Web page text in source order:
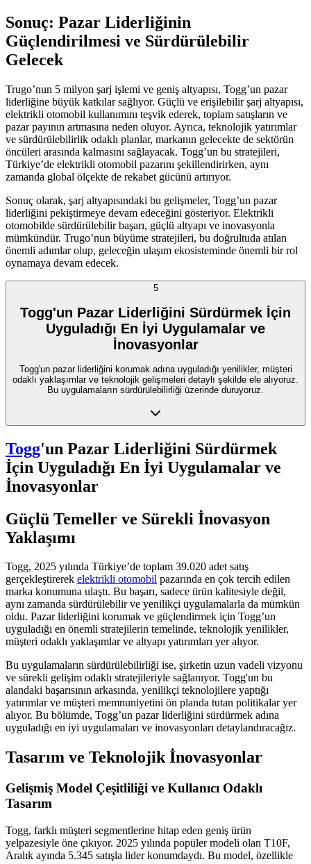
Sonuç: Pazar Liderliğinin
Güçlendirilmesi ve Sürdürülebilir
Gelecek
Trugo’nun 5 milyon şarj işlemi ve geniş altyapısı, Togg’un pazar
liderliğine büyük katkılar sağlıyor. Güçlü ve erişilebilir şarj altyapısı,
elektrikli otomobil kullanımını teşvik ederek, toplam satışların ve
pazar payının artmasına neden oluyor. Ayrıca, teknolojik yatırımlar
ve sürdürülebilirlik odaklı planlar, markanın gelecekte de sektörün
öncüleri arasında kalmasını sağlayacak. Togg’un bu stratejileri,
Türkiye’de elektrikli otomobil pazarını şekillendirirken, aynı
zamanda global ölçekte de rekabet gücünü artırıyor.
Sonuç olarak, şarj altyapısındaki bu gelişmeler, Togg’un pazar
liderliğini pekiştirmeye devam edeceğini gösteriyor. Elektrikli
otomobilde sürdürülebilir başarı, güçlü altyapı ve inovasyonla
mümkündür. Trugo’nun büyüme stratejileri, bu doğrultuda atılan
önemli adımlar olup, geleceğin ulaşım ekosisteminde önemli bir rol
oynamaya devam edecek.
5
Togg'un Pazar Liderliğini Sürdürmek İçin
Uyguladığı En İyi Uygulamalar ve
İnovasyonlar
Togg'un pazar liderliğini korumak adına uyguladığı yenilikler, müşteri
odaklı yaklaşımlar ve teknolojik gelişmeleri detaylı şekilde ele alıyoruz.
Bu uygulamaların sürdürülebilirliği üzerinde duruyoruz.
Togg'un Pazar Liderliğini Sürdürmek
İçin Uyguladığı En İyi Uygulamalar ve
İnovasyonlar
Güçlü Temeller ve Sürekli İnovasyon
Yaklaşımı
Togg, 2025 yılında Türkiye’de toplam 39.020 adet satış
gerçekleştirerek elektrikli otomobil pazarında en çok tercih edilen
marka konumuna ulaştı. Bu başarı, sadece ürün kalitesiyle değil,
aynı zamanda sürdürülebilir ve yenilikçi uygulamalarla da mümkün
oldu. Pazar liderliğini korumak ve güçlendirmek için Togg’un
uyguladığı en önemli stratejilerin temelinde, teknolojik yenilikler,
müşteri odaklı yaklaşımlar ve altyapı yatırımları yer alıyor.
Bu uygulamaların sürdürülebilirliği ise, şirketin uzun vadeli vizyonu
ve sürekli gelişim odaklı stratejileriyle sağlanıyor. Togg'un bu
alandaki başarısının arkasında, yenilikçi teknolojilere yaptığı
yatırımlar ve müşteri memnuniyetini ön planda tutan politikalar yer
alıyor. Bu bölümde, Togg’un pazar liderliğini sürdürmek adına
uyguladığı en iyi uygulamaları ve inovasyonları detaylandıracağız.
Tasarım ve Teknolojik İnovasyonlar
Gelişmiş Model Çeşitliliği ve Kullanıcı Odaklı
Tasarım
Togg, farklı müşteri segmentlerine hitap eden geniş ürün
yelpazesiyle öne çıkıyor. 2025 yılında popüler modeli olan T10F,
Aralık ayında 5.345 satışla lider konumdaydı. Bu model, özellikle